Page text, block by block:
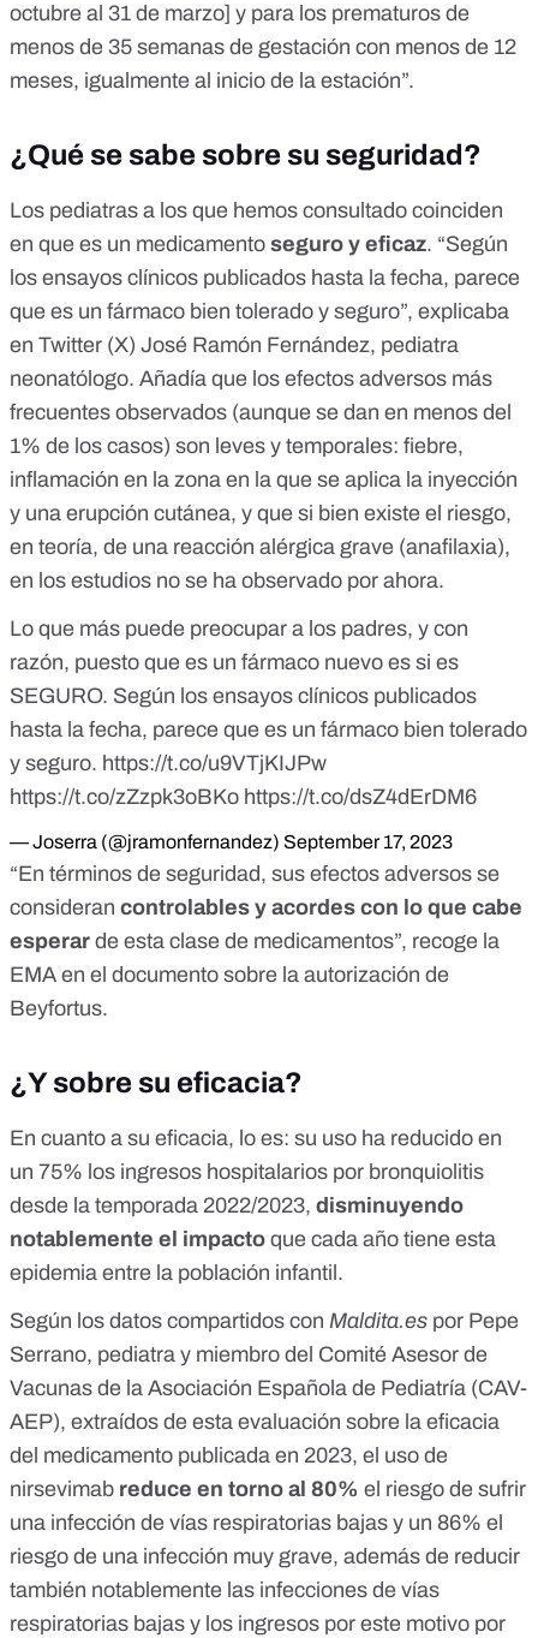
octubre al 31 de marzo] y para los prematuros de
menos de 35 semanas de gestación con menos de 12
meses, igualmente al inicio de la estación”.
¿Qué se sabe sobre su seguridad?
Los pediatras a los que hemos consultado coinciden
en que es un medicamento seguro y eficaz. “Según
los ensayos clínicos publicados hasta la fecha, parece
que es un fármaco bien tolerado y seguro”, explicaba
en Twitter (X) José Ramón Fernández, pediatra
neonatólogo. Añadía que los efectos adversos más
frecuentes observados (aunque se dan en menos del
1% de los casos) son leves y temporales: fiebre,
inflamación en la zona en la que se aplica la inyección
y una erupción cutánea, y que si bien existe el riesgo,
en teoría, de una reacción alérgica grave (anafilaxia),
en los estudios no se ha observado por ahora.
Lo que más puede preocupar a los padres, y con
razón, puesto que es un fármaco nuevo es si es
SEGURO. Según los ensayos clínicos publicados
hasta la fecha, parece que es un fármaco bien tolerado
y seguro. https://t.co/u9VTjKIJPw
https://t.co/zZzpk3oBKo https://t.co/dsZ4dErDM6
— Joserra (@jramonfernandez) September 17, 2023
“En términos de seguridad, sus efectos adversos se
consideran controlables y acordes con lo que cabe
esperar de esta clase de medicamentos”, recoge la
EMA en el documento sobre la autorización de
Beyfortus.
¿Y sobre su eficacia?
En cuanto a su eficacia, lo es: su uso ha reducido en
un 75% los ingresos hospitalarios por bronquiolitis
desde la temporada 2022/2023, disminuyendo
notablemente el impacto que cada año tiene esta
epidemia entre la población infantil.
Según los datos compartidos con Maldita.es por Pepe
Serrano, pediatra y miembro del Comité Asesor de
Vacunas de la Asociación Española de Pediatría (CAV-
AEP), extraídos de esta evaluación sobre la eficacia
del medicamento publicada en 2023, el uso de
nirsevimab reduce en torno al 80% el riesgo de sufrir
una infección de vías respiratorias bajas y un 86% el
riesgo de una infección muy grave, además de reducir
también notablemente las infecciones de vías
respiratorias bajas y los ingresos por este motivo por